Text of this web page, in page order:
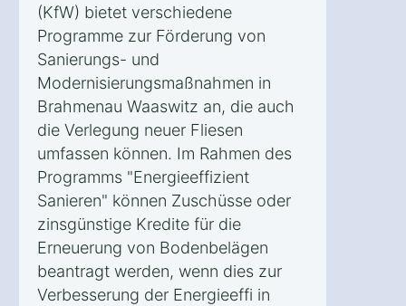
(KfW) bietet verschiedene
Programme zur Förderung von
Sanierungs- und
Modernisierungsmaßnahmen in
Brahmenau Waaswitz an, die auch
die Verlegung neuer Fliesen
umfassen können. Im Rahmen des
Programms "Energieeffizient
Sanieren" können Zuschüsse oder
zinsgünstige Kredite für die
Erneuerung von Bodenbelägen
beantragt werden, wenn dies zur
Verbesserung der Energieeffi in